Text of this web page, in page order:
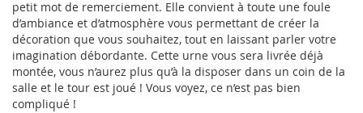
petit mot de remerciement. Elle convient à toute une foule
d’ambiance et d’atmosphère vous permettant de créer la
décoration que vous souhaitez, tout en laissant parler votre
imagination débordante. Cette urne vous sera livrée déjà
montée, vous n’aurez plus qu’à la disposer dans un coin de la
salle et le tour est joué ! Vous voyez, ce n’est pas bien
compliqué !